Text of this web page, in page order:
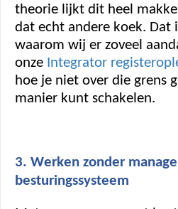
theorie lijkt dit heel
dat echt andere koek. Dat
waarom wij er zoveel
onze Integrator
hoe je niet over die grens
manier kunt schakelen.
3. Werken zonder
besturingssysteem